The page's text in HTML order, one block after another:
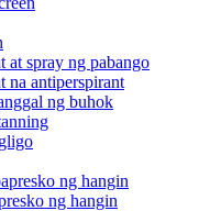
at spray ng pabango
na antiperspirant
ng buhok
ng hangin
ng hangin